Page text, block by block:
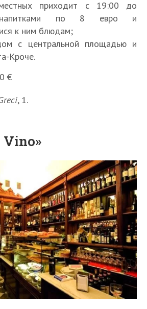
приходит с 19:00 до
по 8 евро и
к ним блюдам;
с центральной площадью и
Кроче.
€
, 1.
Vino»